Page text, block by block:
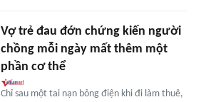
Vợ trẻ đau đớn chứng kiến người
chồng mỗi ngày mất thêm một
phần cơ thể
Chỉ sau một tai nạn bỏng điện khi đi làm thuê,